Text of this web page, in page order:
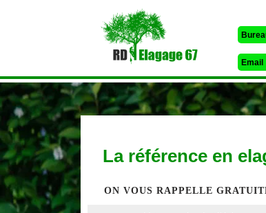
Email
La référence en
ON VOUS RAPPELLE